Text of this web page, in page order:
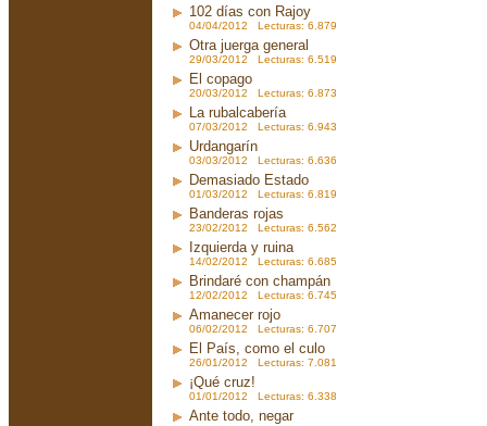
102 días con Rajoy
04/04/2012 Lecturas: 6.879
Otra juerga general
29/03/2012 Lecturas: 6.519
El copago
20/03/2012 Lecturas: 6.873
La rubalcabería
07/03/2012 Lecturas: 6.943
Urdangarín
03/03/2012 Lecturas: 6.636
Demasiado Estado
01/03/2012 Lecturas: 6.819
Banderas rojas
23/02/2012 Lecturas: 6.562
Izquierda y ruina
14/02/2012 Lecturas: 6.685
Brindaré con champán
12/02/2012 Lecturas: 6.745
Amanecer rojo
06/02/2012 Lecturas: 6.707
El País, como el culo
26/01/2012 Lecturas: 7.081
¡Qué cruz!
01/01/2012 Lecturas: 6.338
Ante todo, negar